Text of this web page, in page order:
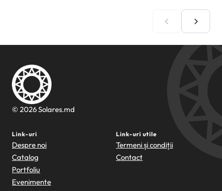
© 2026 Solares.md
Link-uri
Despre noi
Catalog
Portfoliu
Evenimente
Link-uri utile
Termeni și condiții
Contact